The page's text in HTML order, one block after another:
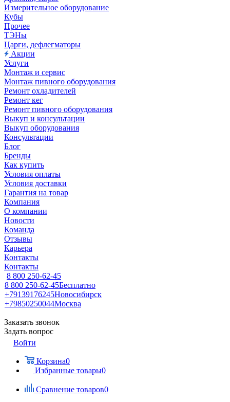
Измерительное оборудование
Кубы
Прочее
ТЭНы
Царги, дефлегматоры
Акции
Услуги
Монтаж и сервис
Монтаж пивного оборудования
Ремонт охладителей
Ремонт кег
Ремонт пивного оборудования
Выкуп и консультации
Выкуп оборудования
Консультации
Блог
Бренды
Как купить
Условия оплаты
Условия доставки
Гарантия на товар
Компания
О компании
Новости
Команда
Отзывы
Карьера
Контакты
Контакты
8 800 250-62-45
8 800 250-62-45Бесплатно
+79139176245Новосибирск
+79850250044Москва
Заказать звонок
Задать вопрос
Войти
Корзина0
Избранные товары0
Сравнение товаров0